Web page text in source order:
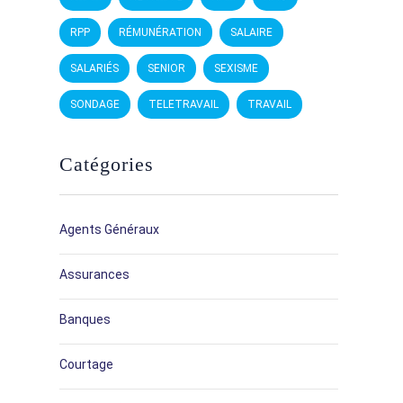
RPP RÉMUNÉRATION SALAIRE
SALARIÉS SENIOR SEXISME
SONDAGE TELETRAVAIL TRAVAIL
Catégories
Agents Généraux
Assurances
Banques
Courtage